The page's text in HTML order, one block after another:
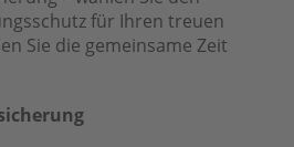
für Ihren treuen
Sie die gemeinsame Zeit